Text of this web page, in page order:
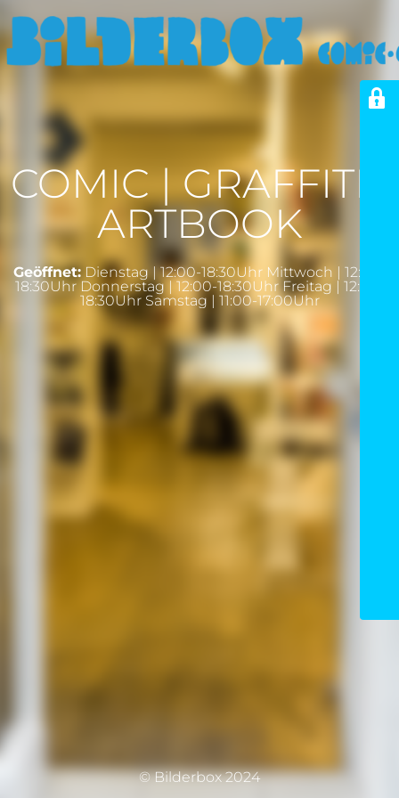
COMIC | GRAFFITI |
ARTBOOK
Geöffnet: Dienstag | 12:00-18:30Uhr Mittwoch | 12:00-
18:30Uhr Donnerstag | 12:00-18:30Uhr Freitag | 12:00-
18:30Uhr Samstag | 11:00-17:00Uhr
© Bilderbox 2024